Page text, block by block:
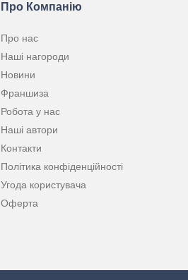
Про Компанію
Про нас
Наші нагороди
Новини
Франшиза
Робота у нас
Наші автори
Контакти
Політика конфіденційності
Угода користувача
Оферта